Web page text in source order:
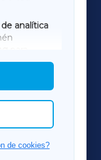
analítica
das
de cookies?